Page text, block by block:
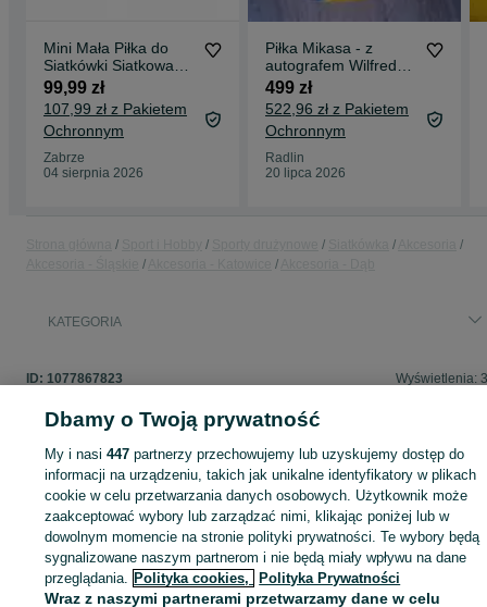
Mini Mała Piłka do
Siatkówki Siatkowa
MIKASA Siatkowa
Halowa V1.5W
99,99 zł
107,99 zł z Pakietem
Ochronnym
Zabrze
04 sierpnia 2026
Piłka Mikasa - z
autografem Wilfredo
Leon
499 zł
522,96 zł z Pakietem
Ochronnym
Radlin
20 lipca 2026
KATEGORIA
ID: 1077867823 Wyświetlenia:
Zaloguj się lub załóż konto na OLX, aby skontaktować się z
sprzedającym
Zaloguj się / Załóż konto
Dbamy o Twoją prywatność
My i nasi447 partnerzy przechowujemy lub uzyskujemy dostęp do
informacji na urządzeniu, takich jak unikalne identyfikatory w plikach
cookie w celu przetwarzania danych osobowych. Użytkownik może
zaakceptować wybory lub zarządzać nimi, klikając poniżej lub w
dowolnym momencie na stronie polityki prywatności. Te wybory będą
sygnalizowane naszym partnerom i nie będą miały wpływu na dane
przeglądania. Polityka cookies, Polityka Prywatności
Wraz z naszymi partnerami przetwarzamy dane w celu